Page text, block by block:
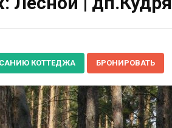
КОТТЕДЖА БРОНИРОВАТЬ